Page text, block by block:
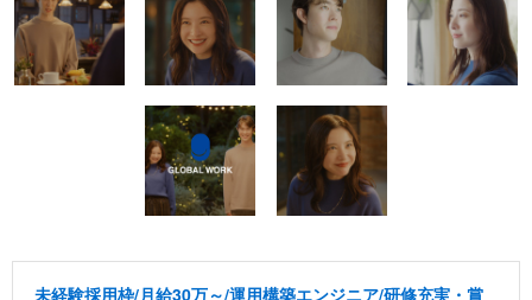
未経験採用枠/月給30万～/運用構築エンジニア/研修充実・賞